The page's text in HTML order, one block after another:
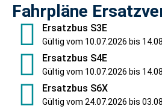
Fahrpläne
Ersatzbus S3E
Gültig vom 10.07.2026 bis
Ersatzbus S4E
Gültig vom 10.07.2026 bis
Ersatzbus S6X
Gültig vom 24.07.2026 bis